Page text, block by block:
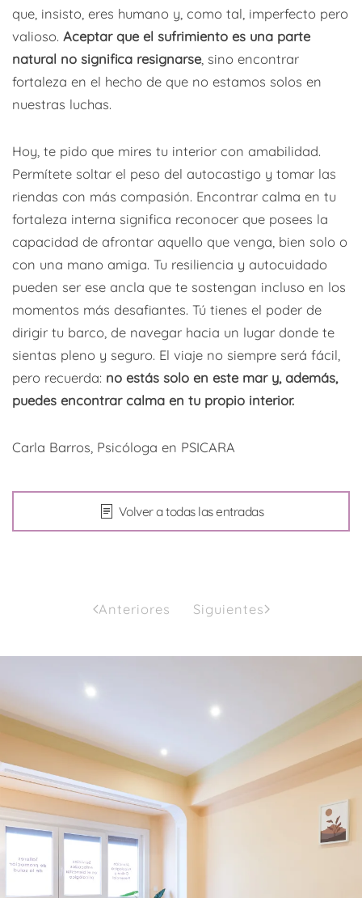
que, insisto, eres humano y, como tal, imperfecto pero
valioso. Aceptar que el sufrimiento es una parte
natural no significa resignarse, sino encontrar
fortaleza en el hecho de que no estamos solos en
nuestras luchas.
Hoy, te pido que mires tu interior con amabilidad.
Permítete soltar el peso del autocastigo y tomar las
riendas con más compasión. Encontrar calma en tu
fortaleza interna significa reconocer que posees la
capacidad de afrontar aquello que venga, bien solo o
con una mano amiga. Tu resiliencia y autocuidado
pueden ser ese ancla que te sostengan incluso en los
momentos más desafiantes. Tú tienes el poder de
dirigir tu barco, de navegar hacia un lugar donde te
sientas pleno y seguro. El viaje no siempre será fácil,
pero recuerda: no estás solo en este mar y, además,
puedes encontrar calma en tu propio interior.
Carla Barros, Psicóloga en PSICARA
Volver a todas las entradas
Anteriores Siguientes